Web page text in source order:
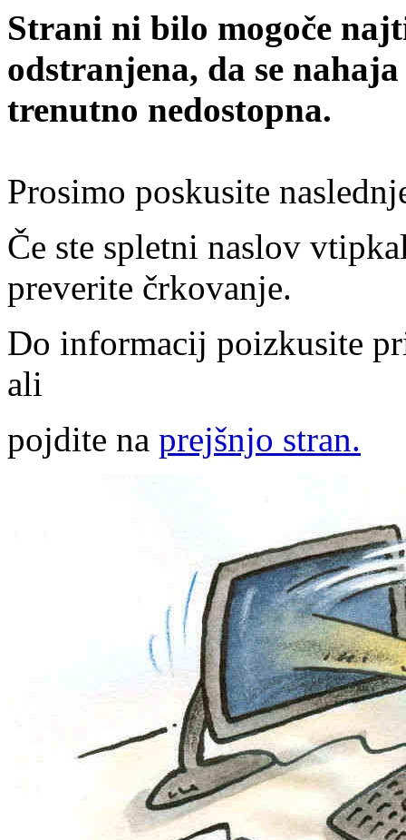
Strani ni bilo mogoče
odstranjena, da se
trenutno nedostopna.
Prosimo poskusite
Če ste spletni naslov
preverite črkovanje.
Do informacij poizkusite
ali
pojdite na prejšnjo stran.